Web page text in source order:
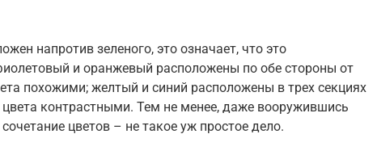
напротив зеленого, это означает, что это
и оранжевый расположены по обе стороны от
похожими; желтый и синий расположены в трех секциях
цвета контрастными. Тем не менее, даже вооружившись
цветов – не такое уж простое дело.